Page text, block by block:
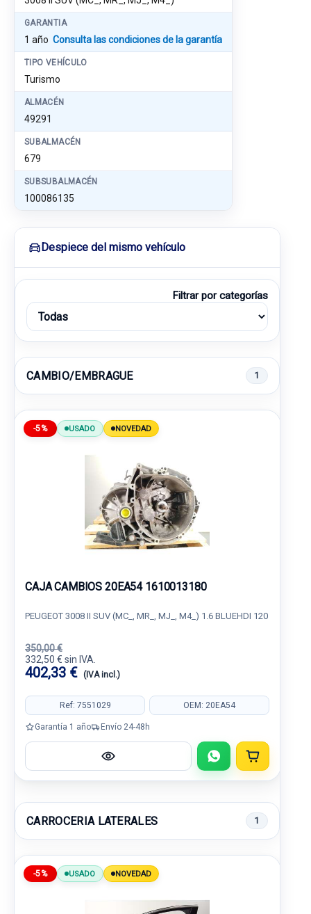
GARANTIA
1 año Consulta las condiciones de la garantía
TIPO VEHÍCULO
Turismo
ALMACÉN
49291
SUBALMACÉN
679
SUBSUBALMACÉN
100086135
Despiece del mismo vehículo
Filtrar por categorías
CAMBIO/EMBRAGUE 1
-5% USADO NOVEDAD
CAJA CAMBIOS 20EA54 1610013180
PEUGEOT 3008 II SUV (MC_, MR_, MJ_, M4_) 1.6 BLUEHDI 120
350,00 €
332,50 € sin IVA.
402,33 € (IVA incl.)
Ref: 7551029 OEM: 20EA54
Garantía 1 año Envío 24-48h
CARROCERIA LATERALES 1
-5% USADO NOVEDAD